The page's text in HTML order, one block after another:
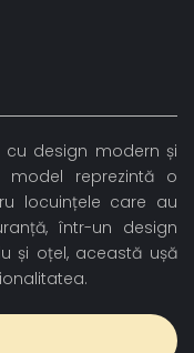
cu design modern și
model reprezintă o
locuințele care au
într-un design
și oțel, această ușă